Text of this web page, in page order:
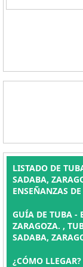
LISTADO DE
SADABA,
ENSEÑANZAS
GUÍA DE TUBA -
ZARAGOZA. ,
SADABA,
¿CÓMO